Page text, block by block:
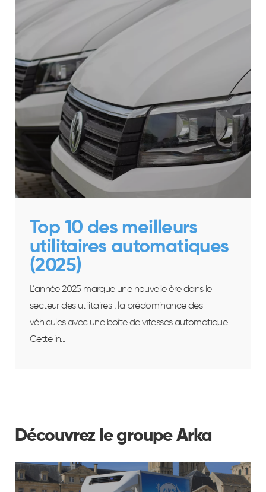
Top 10 des meilleurs
utilitaires automatiques
(2025)
L’année 2025 marque une nouvelle ère dans le
secteur des utilitaires ; la prédominance des
véhicules avec une boîte de vitesses automatique.
Cette in...
Découvrez le groupe Arka